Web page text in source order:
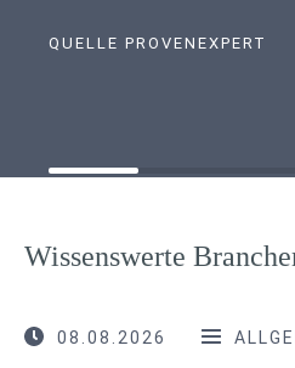
QUELLE PROVENEXPERT
Wissenswerte
08.08.2026